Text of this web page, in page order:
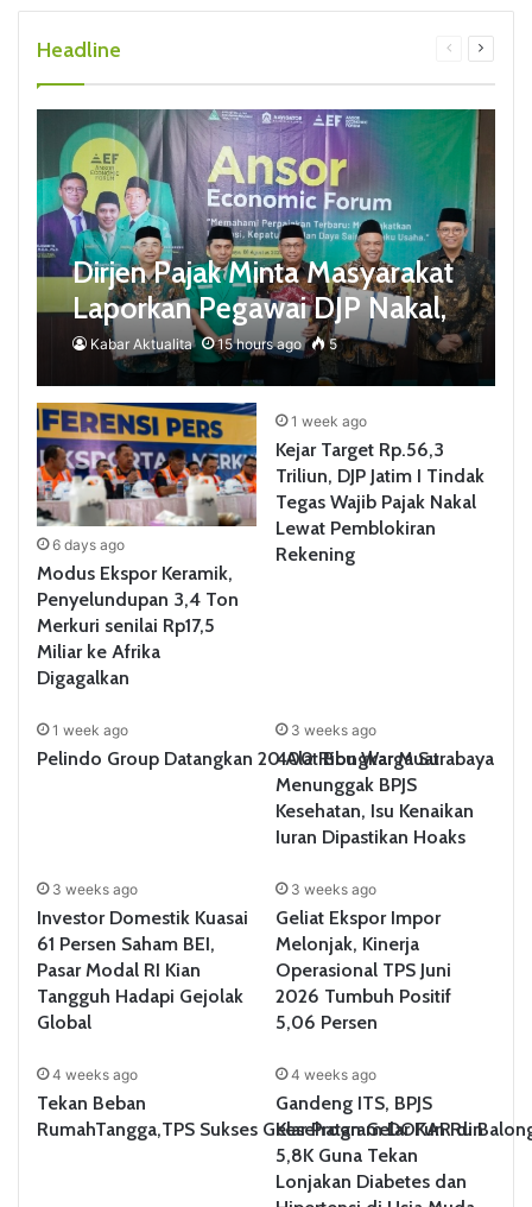
Headline
Previous
Dirjen Pajak Minta Masyarakat
Laporkan Pegawai DJP Nakal,
Tindak Tegas Penyalahgunaan
Wewenang
Kabar Aktualita 15 hours ago 5
6 days ago
Modus Ekspor Keramik,
Penyelundupan 3,4 Ton
Merkuri senilai Rp17,5
Miliar ke Afrika
Digagalkan
1 week ago
Kejar Target Rp.56,3
Triliun, DJP Jatim I Tindak
Tegas Wajib Pajak Nakal
Lewat Pemblokiran
Rekening
1 week ago
Pelindo Group Datangkan 20 Alat Bongkar Muat
3 weeks ago
400 Ribu Warga Surabaya
Menunggak BPJS
Kesehatan, Isu Kenaikan
Iuran Dipastikan Hoaks
3 weeks ago
Investor Domestik Kuasai
61 Persen Saham BEI,
Pasar Modal RI Kian
Tangguh Hadapi Gejolak
Global
3 weeks ago
Geliat Ekspor Impor
Melonjak, Kinerja
Operasional TPS Juni
2026 Tumbuh Positif
5,06 Persen
4 weeks ago
Tekan Beban
RumahTangga,TPS Sukses Gelar Program DOKAR di
4 weeks ago
Gandeng ITS, BPJS
Kesehatan Gelar Fun Run
5,8K Guna Tekan
Lonjakan Diabetes dan